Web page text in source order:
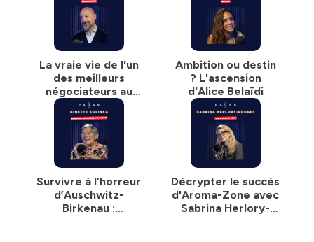
La vraie vie de l'un
des meilleurs
négociateurs au
monde
Ambition ou destin
? L'ascension
d'Alice Belaïdi
Survivre à l’horreur
d’Auschwitz-
Birkenau :
Décrypter le succès
d'Aroma-Zone avec
Sabrina Herlory-